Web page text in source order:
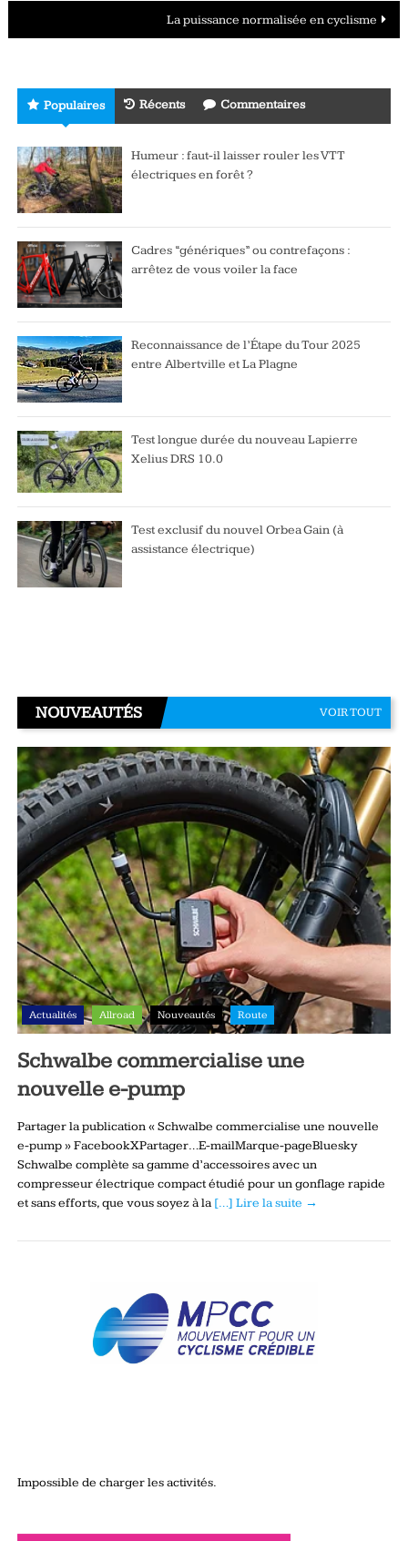
La puissance normalisée en cyclisme
Populaires Récents Commentaires
Humeur : faut-il laisser rouler les VTT
électriques en forêt ?
Cadres “génériques” ou contrefaçons :
arrêtez de vous voiler la face
Reconnaissance de l’Étape du Tour 2025
entre Albertville et La Plagne
Test longue durée du nouveau Lapierre
Xelius DRS 10.0
Test exclusif du nouvel Orbea Gain (à
assistance électrique)
NOUVEAUTÉS VOIR TOUT
Actualités Allroad Nouveautés Route
Schwalbe commercialise une
nouvelle e-pump
Partager la publication « Schwalbe commercialise une nouvelle
e-pump » FacebookXPartager…E-mailMarque-pageBluesky
Schwalbe complète sa gamme d’accessoires avec un
compresseur électrique compact étudié pour un gonflage rapide
et sans efforts, que vous soyez à la […] Lire la suite →
Impossible de charger les activités.